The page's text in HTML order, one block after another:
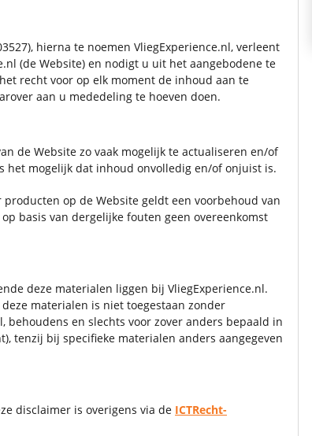
hierna te noemen VliegExperience.nl, verleent
(de Website) en nodigt u uit het aangebodene te
recht voor op elk moment de inhoud aan te
aan u mededeling te hoeven doen.
de Website zo vaak mogelijk te actualiseren en/of
het mogelijk dat inhoud onvolledig en/of onjuist is.
op de Website geldt een voorbehoud van
basis van dergelijke fouten geen overeenkomst
deze materialen liggen bij VliegExperience.nl.
materialen is niet toegestaan zonder
behoudens en slechts voor zover anders bepaald in
tenzij bij specifieke materialen anders aangegeven
disclaimer is overigens via de ICTRecht-